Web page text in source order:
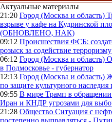
Актуальные материалы
21:20 Город (Москва и область)
взрыве у кафе на Кудринской
(ОБНОВЛЕНО, НАК)
09:12 Происшествия ФСБ:
розыск за содействие терроризму
06:12 Город (Москва и область)
в Подмосковье - губернатор
12:13 Город (Москва и область)
по защите культурного
09:55 В мире Трамп в
Иран и КНДР угрозами для
21:28 Общество Ситуация с